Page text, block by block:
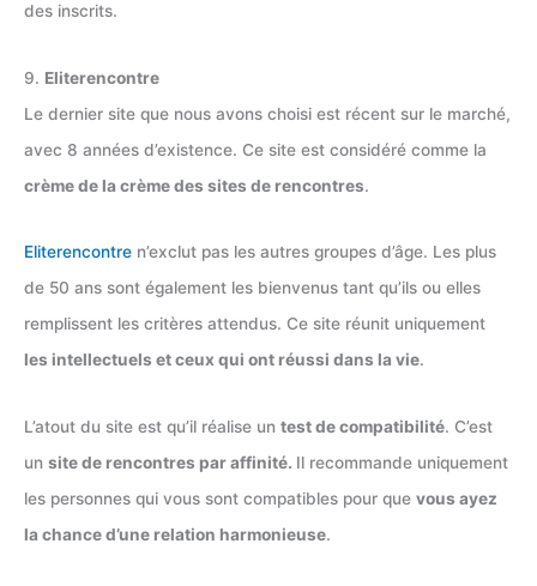
des inscrits.
9. Eliterencontre
Le dernier site que nous avons choisi est récent sur le marché,
avec 8 années d’existence. Ce site est considéré comme la
crème de la crème des sites de rencontres.
Eliterencontre n’exclut pas les autres groupes d’âge. Les plus
de 50 ans sont également les bienvenus tant qu’ils ou elles
remplissent les critères attendus. Ce site réunit uniquement
les intellectuels et ceux qui ont réussi dans la vie.
L’atout du site est qu’il réalise un test de compatibilité. C’est
un site de rencontres par affinité. Il recommande uniquement
les personnes qui vous sont compatibles pour que vous ayez
la chance d’une relation harmonieuse.